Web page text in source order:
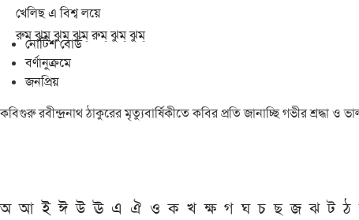
খেলিছ এ বিশ্ব লয়ে
রুম্ ঝুম্ ঝুম্ ঝুম্ রুম্ ঝুম্ ঝুম্
নোটিশ বোর্ড
বর্ণানুক্রমে
জনপ্রিয়
কবিগুরু রবীন্দ্রনাথ ঠাকুরের মৃত্যুবার্ষিকীতে কবির প্রতি জানাচ্ছি গভীর শ্রদ্ধা
অ আ ই ঈ উ ঊ এ ঐ ও ক খ ক্ষ গ ঘ চ ছ জ ঝ ট ঠ